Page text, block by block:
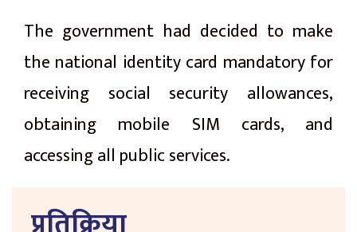
The government had decided to make
the national identity card mandatory for
receiving social security allowances,
obtaining mobile SIM cards, and
accessing all public services.